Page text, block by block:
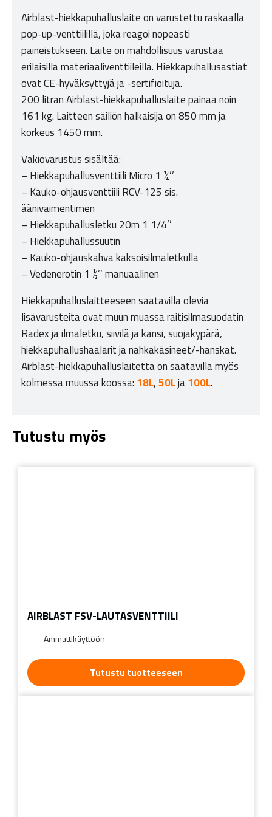
Airblast-hiekkapuhalluslaite on varustettu raskaalla
pop-up-venttiilillä, joka reagoi nopeasti
paineistukseen. Laite on mahdollisuus varustaa
erilaisilla materiaaliventtiileillä. Hiekkapuhallusastiat
ovat CE-hyväksyttyjä ja -sertifioituja.
200 litran Airblast-hiekkapuhalluslaite painaa noin
161 kg. Laitteen säiliön halkaisija on 850 mm ja
korkeus 1450 mm.
Vakiovarustus sisältää:
– Hiekkapuhallusventtiili Micro 1 ¼’’
– Kauko-ohjausventtiili RCV-125 sis.
äänivaimentimen
– Hiekkapuhallusletku 20m 1 1/4’’
– Hiekkapuhallussuutin
– Kauko-ohjauskahva kaksoisilmaletkulla
– Vedenerotin 1 ½’’ manuaalinen
Hiekkapuhalluslaitteeseen saatavilla olevia
lisävarusteita ovat muun muassa raitisilmasuodatin
Radex ja ilmaletku, siivilä ja kansi, suojakypärä,
hiekkapuhallushaalarit ja nahkakäsineet/-hanskat.
Airblast-hiekkapuhalluslaitetta on saatavilla myös
kolmessa muussa koossa: 18L,50Lja100L.
Tutustu myös
AIRBLAST FSV-LAUTASVENTTIILI
Ammattikäyttöön
Tutustu tuotteeseen